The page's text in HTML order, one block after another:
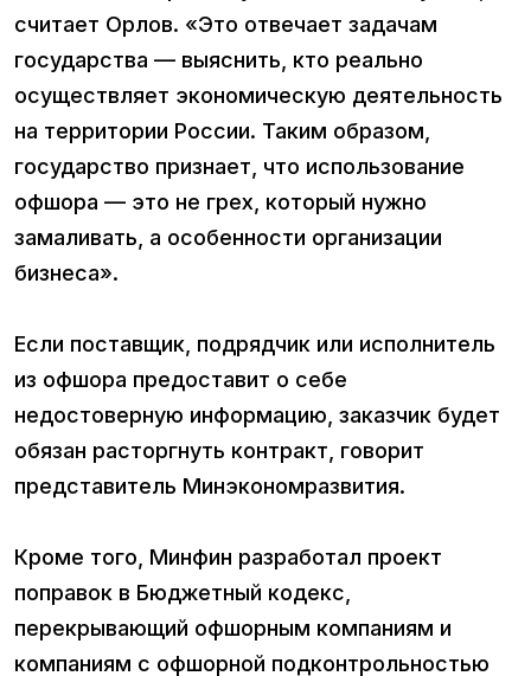
считает Орлов. «Это отвечает задачам
государства — выяснить, кто реально
осуществляет экономическую деятельность
на территории России. Таким образом,
государство признает, что использование
офшора — это не грех, который нужно
замаливать, а особенности организации
бизнеса».
Если поставщик, подрядчик или исполнитель
из офшора предоставит о себе
недостоверную информацию, заказчик будет
обязан расторгнуть контракт, говорит
представитель Минэкономразвития.
Кроме того, Минфин разработал проект
поправок в Бюджетный кодекс,
перекрывающий офшорным компаниям и
компаниям с офшорной подконтрольностью